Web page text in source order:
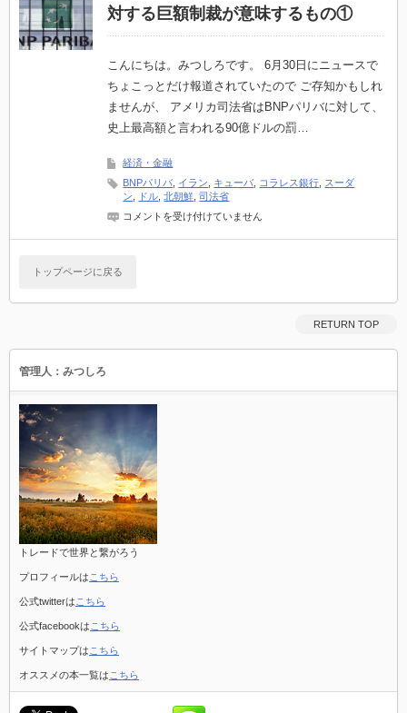
ン
の
動
か
ら
見
え
て
く
と
あ
る
「予
兆」
に
つ
対する巨額制裁が意味するもの①
こんにちは。みつしろです。 6月30日にニュースで
ちょこっとだけ報道されていたので ご存知かもしれ
ませんが、 アメリカ司法省はBNPパリバに対して、
史上最高額と言われる90億ドルの罰…
経済・金融
BNPパリバ イラン キューバ コラレス銀行 スーダ
ン
ドル ,北朝鮮 ,司法省
【ブ
グ
リ
対
す
額
制
裁
が
意
味
す
る
も
コメントを受け付けていません
トップページに戻る
RETURN TOP
管理人：みつしろ
トレードで世界と繋がろう
プロフィールは こちら
公式twitterは こちら
公式facebookは こちら
サイトマップは こちら
オススメの本一覧は こちら